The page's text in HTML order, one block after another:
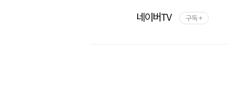
네이버TV 구독 +